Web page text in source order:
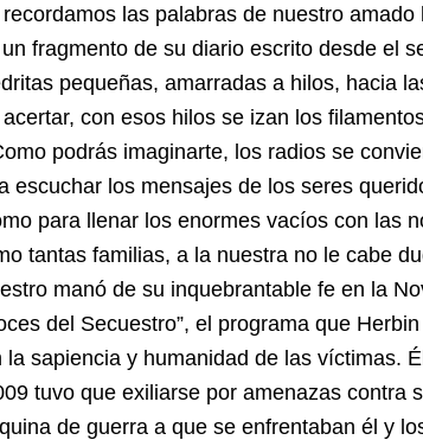
las palabras de nuestro amado
fragmento de su diario escrito desde el
pequeñas, amarradas a hilos, hacia
con esos hilos se izan los
podrás imaginarte, los radios se
escuchar los mensajes de los seres
para llenar los enormes vacíos con las
tantas familias, a la nuestra no le cabe
manó de su inquebrantable fe en la
del Secuestro”, el programa que
sapiencia y humanidad de las víctimas.
tuvo que exiliarse por amenazas contra
de guerra a que se enfrentaban él y